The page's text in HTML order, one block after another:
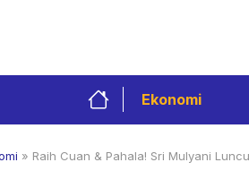
Ekonomi
» Raih Cuan & Pahala! Sri Mulyani